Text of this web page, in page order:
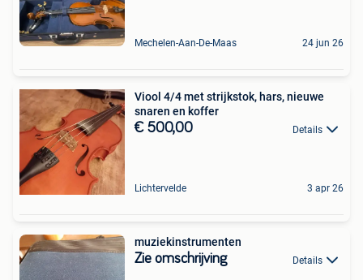
Mechelen-Aan-De-Maas 24 jun 26
Viool 4/4 met strijkstok, hars, nieuwe
snaren en koffer
€ 500,00 Details
Lichtervelde 3 apr 26
muziekinstrumenten
Zie omschrijving Details